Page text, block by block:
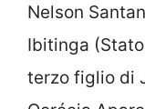
Nelson
Ibitinga
terzo figlio di